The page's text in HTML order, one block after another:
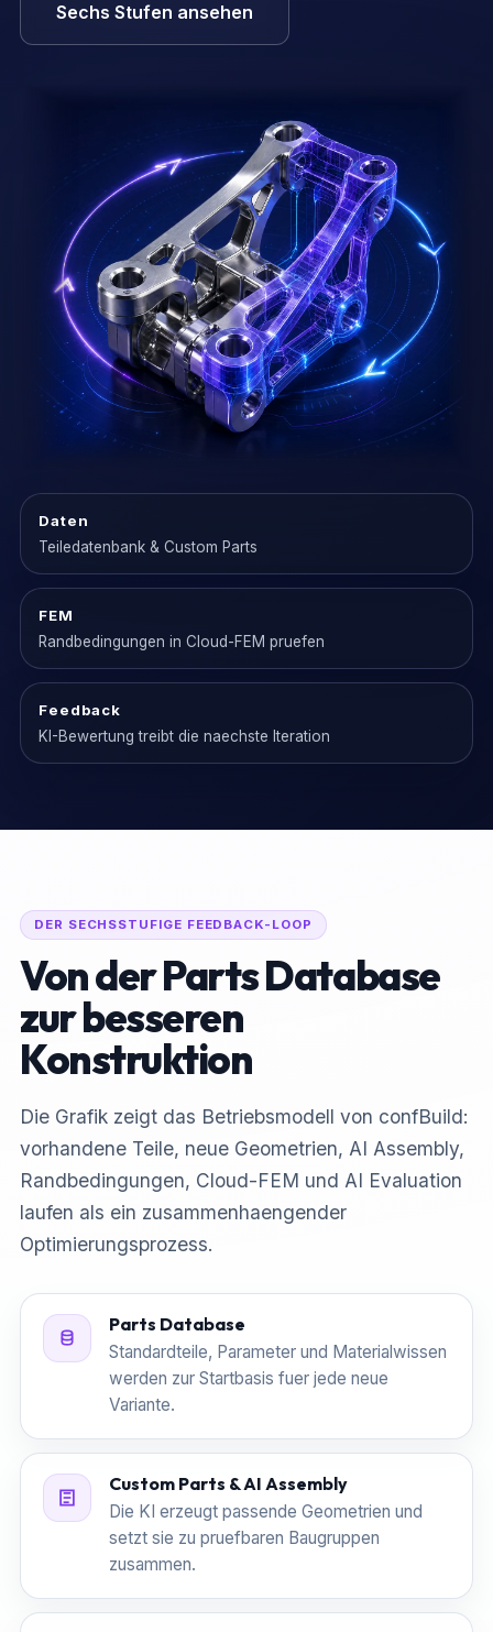
Sechs Stufen ansehen
Daten
Teiledatenbank & Custom Parts
FEM
Randbedingungen in Cloud-FEM pruefen
Feedback
KI-Bewertung treibt die naechste Iteration
DER SECHSSTUFIGE FEEDBACK-LOOP
Von der Parts Database
zur besseren
Konstruktion
Die Grafik zeigt das Betriebsmodell von confBuild:
vorhandene Teile, neue Geometrien, AI Assembly,
Randbedingungen, Cloud-FEM und AI Evaluation
laufen als ein zusammenhaengender
Optimierungsprozess.
Parts Database
Standardteile, Parameter und Materialwissen
werden zur Startbasis fuer jede neue
Variante.
Custom Parts & AI Assembly
Die KI erzeugt passende Geometrien und
setzt sie zu pruefbaren Baugruppen
zusammen.